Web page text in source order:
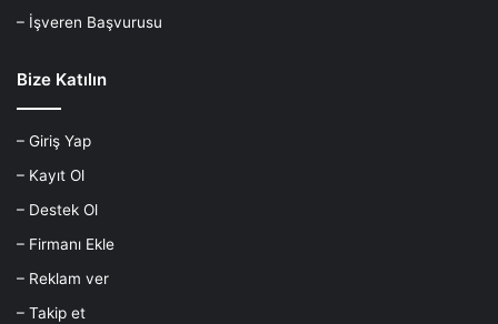
– İşveren Başvurusu
Bize Katılın
– Giriş Yap
– Kayıt Ol
– Destek Ol
– Firmanı Ekle
– Reklam ver
– Takip et